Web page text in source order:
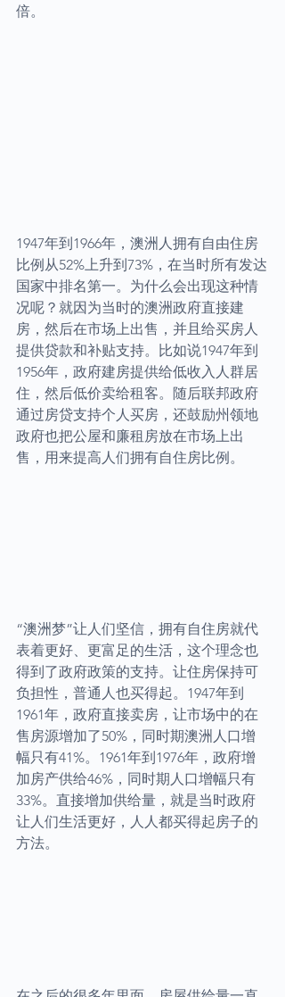
倍。
1947年到1966年，澳洲人拥有自由住房
比例从52%上升到73%，在当时所有发达
国家中排名第一。为什么会出现这种情
况呢？就因为当时的澳洲政府直接建
房，然后在市场上出售，并且给买房人
提供贷款和补贴支持。比如说1947年到
1956年，政府建房提供给低收入人群居
住，然后低价卖给租客。随后联邦政府
通过房贷支持个人买房，还鼓励州领地
政府也把公屋和廉租房放在市场上出
售，用来提高人们拥有自住房比例。
“澳洲梦”让人们坚信，拥有自住房就代
表着更好、更富足的生活，这个理念也
得到了政府政策的支持。让住房保持可
负担性，普通人也买得起。1947年到
1961年，政府直接卖房，让市场中的在
售房源增加了50%，同时期澳洲人口增
幅只有41%。1961年到1976年，政府增
加房产供给46%，同时期人口增幅只有
33%。直接增加供给量，就是当时政府
让人们生活更好，人人都买得起房子的
方法。